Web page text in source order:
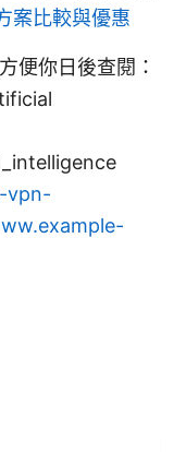
案比較與優惠
便你日後查閱：
vpn-